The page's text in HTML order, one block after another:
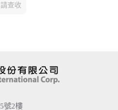
查收
號2樓